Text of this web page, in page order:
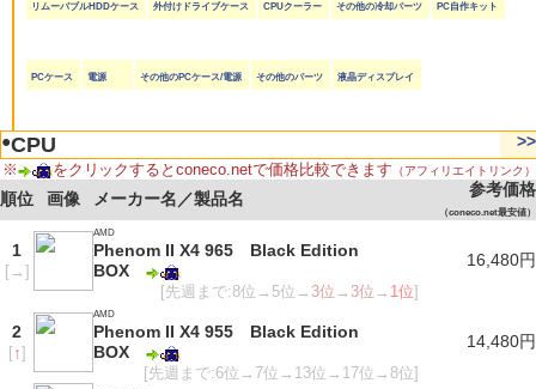
リムーバブルHDDケース 外付けドライブケース CPUクーラー その他の冷却パーツ PC自作キット
PCケース 電源 その他のPCケース/電源 その他のパーツ 液晶ディスプレイ
●CPU >>
※ をクリックするとconeco.netで価格比較できます （アフィリエイトリンク）
順位 画像 メーカー名／製品名 参考価格
（coneco.net最安値）
1
[→ ]
AMD
Phenom II X4 965 Black Edition
BOX
[先週まで:8位→5位→ 3位 → 3位 → 1位]
16,480円
2
[↑]
AMD
Phenom II X4 955 Black Edition
BOX
[先週まで:6位→7位→13位→17位→8位]
14,480円